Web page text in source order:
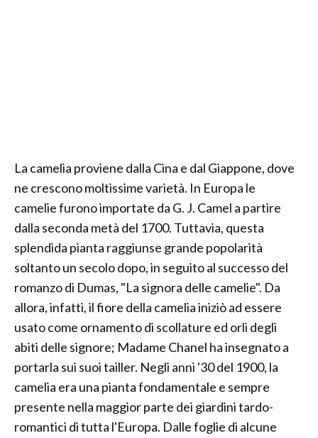
La camelia proviene dalla Cina e dal Giappone, dove
ne crescono moltissime varietà. In Europa le
camelie furono importate da G. J. Camel a partire
dalla seconda metà del 1700. Tuttavia, questa
splendida pianta raggiunse grande popolarità
soltanto un secolo dopo, in seguito al successo del
romanzo di Dumas, "La signora delle camelie". Da
allora, infatti, il fiore della camelia iniziò ad essere
usato come ornamento di scollature ed orli degli
abiti delle signore; Madame Chanel ha insegnato a
portarla sui suoi tailler. Negli anni '30 del 1900, la
camelia era una pianta fondamentale e sempre
presente nella maggior parte dei giardini tardo-
romantici di tutta l'Europa. Dalle foglie di alcune